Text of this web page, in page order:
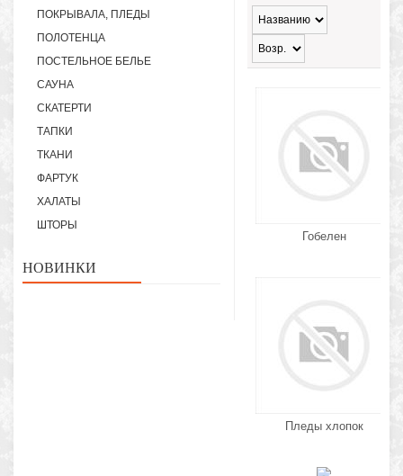
ПОКРЫВАЛА, ПЛЕДЫ
ПОЛОТЕНЦА
ПОСТЕЛЬНОЕ БЕЛЬЕ
САУНА
СКАТЕРТИ
ТАПКИ
ТКАНИ
ФАРТУК
ХАЛАТЫ
ШТОРЫ
НОВИНКИ
Гобелен
Пледы хлопок